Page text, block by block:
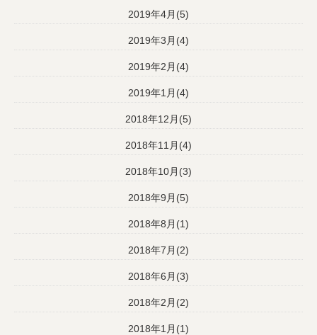
2019年4月(5)
2019年3月(4)
2019年2月(4)
2019年1月(4)
2018年12月(5)
2018年11月(4)
2018年10月(3)
2018年9月(5)
2018年8月(1)
2018年7月(2)
2018年6月(3)
2018年2月(2)
2018年1月(1)